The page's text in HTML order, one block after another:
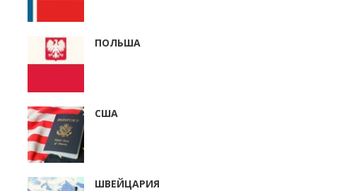
ПОЛЬША
США
ШВЕЙЦАРИЯ